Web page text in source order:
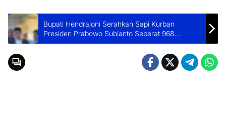
Bupati Hendrajoni Serahkan Sapi Kurban
Presiden Prabowo Subianto Seberat 968
Kilogram